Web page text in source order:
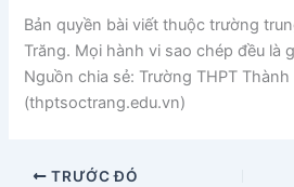
Bản quyền bài viết thuộc trường
Trăng. Mọi hành vi sao chép đều là
Nguồn chia sẻ: Trường THPT Thành
(thptsoctrang.edu.vn)
TRƯỚC ĐÓ